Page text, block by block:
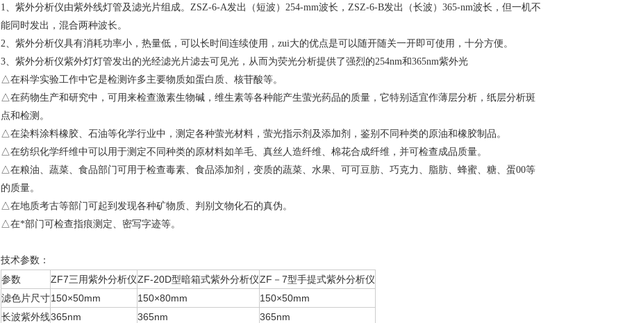
1、紫外分析仪由紫外线灯管及滤光片组成。 ZSZ-6-A发出（短波） 254-mm波长， ZSZ-6-B发出（长波） 365-nm波长，但一机不
能同时发出，混合两种波长。
2、紫外分析仪具有消耗功率小，热量低，可以长时间连续使用，zui大的优点是可以随开随关一开即可使用，十分方便。
3、紫外分析仪紫外灯灯管发出的光经滤光片滤去可见光，从而为荧光分析提供了强烈的254nm和365nm紫外光
△在科学实验工作中它是检测许多主要物质如蛋白质、核苷酸等。
△在药物生产和研究中，可用来检查激素生物碱，维生素等各种能产生萤光药品的质量，它特别适宜作薄层分析，纸层分析斑
点和检测。
△在染料涂料橡胶、石油等化学行业中，测定各种萤光材料，萤光指示剂及添加剂，鉴别不同种类的原油和橡胶制品。
△在纺织化学纤维中可以用于测定不同种类的原材料如羊毛、真丝人造纤维、棉花合成纤维，并可检查成品质量。
△在粮油、蔬菜、食品部门可用于检查毒素、食品添加剂，变质的蔬菜、水果、可可豆肪、巧克力、脂肪、蜂蜜、糖、蛋00等
的质量。
△在地质考古等部门可起到发现各种矿物质、判别文物化石的真伪。
△在*部门可检查指痕测定、密写字迹等。
技术参数 ：
参数 ZF7三用紫外分析仪ZF-20D型暗箱式紫外分析仪ZF－7型手提式紫外分析仪
滤色片尺寸150×50mm 150×80mm
150×50mm
长波紫外线365nm 365nm
365nm